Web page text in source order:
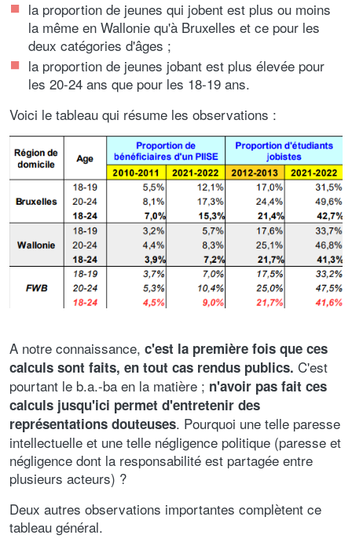
la proportion de jeunes qui jobent est plus ou moins
la même en Wallonie qu'à Bruxelles et ce pour les
deux catégories d'âges ;
la proportion de jeunes jobant est plus élevée pour
les 20-24 ans que pour les 18-19 ans.
Voici le tableau qui résume les observations :
A notre connaissance, c'est la première fois que ces
calculs sont faits, en tout cas rendus publics. C'est
pourtant le b.a.-ba en la matière ; n'avoir pas fait ces
calculs jusqu'ici permet d'entretenir des
représentations douteuses. Pourquoi une telle paresse
intellectuelle et une telle négligence politique (paresse et
négligence dont la responsabilité est partagée entre
plusieurs acteurs) ?
Deux autres observations importantes complètent ce
tableau général.